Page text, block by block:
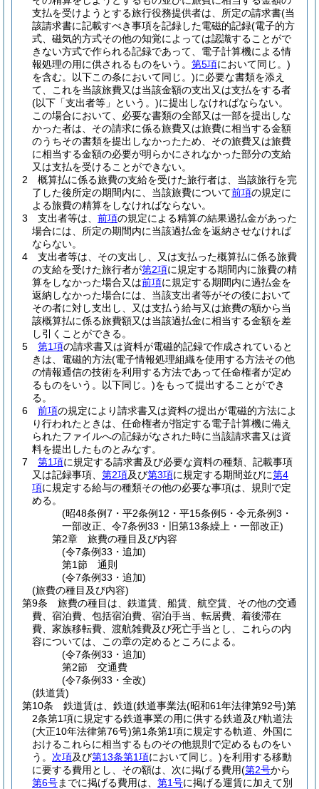
支払を受けようとする旅行役務提供者は、所定の請求書(当
該請求書に記載すべき事項を記録した電磁的記録(電子的方
式、磁気的方式その他の知覚によっては認識することがで
きない方式で作られる記録であって、電子計算機による情
報処理の用に供されるものをいう。 第5項において同じ。)
を含む。以下この条において同じ。)に必要な書類を添え
て、これを当該旅費又は当該金額の支出又は支払をする者
(以下「支出者等」という。)に提出しなければならない。
この場合において、必要な書類の全部又は一部を提出しな
かった者は、その請求に係る旅費又は旅費に相当する金額
のうちその書類を提出しなかったため、その旅費又は旅費
に相当する金額の必要が明らかにされなかった部分の支給
又は支払を受けることができない。
2
概算払に係る旅費の支給を受けた旅行者は、当該旅行を完
了した後所定の期間内に、当該旅費について前項の規定に
よる旅費の精算をしなければならない。
3
支出者等は、 前項の規定による精算の結果過払金があった
場合には、所定の期間内に当該過払金を返納させなければ
ならない。
4
支出者等は、その支出し、又は支払った概算払に係る旅費
の支給を受けた旅行者が第2項に規定する期間内に旅費の精
算をしなかった場合又は前項に規定する期間内に過払金を
返納しなかった場合には、当該支出者等がその後において
その者に対し支出し、又は支払う給与又は旅費の額から当
該概算払に係る旅費額又は当該過払金に相当する金額を差
し引くことができる。
5
第1項の請求書又は資料が電磁的記録で作成されていると
きは、電磁的方法(電子情報処理組織を使用する方法その他
の情報通信の技術を利用する方法であって任命権者が定め
るものをいう。以下同じ。)をもって提出することができ
る。
6
前項の規定により請求書又は資料の提出が電磁的方法によ
り行われたときは、任命権者が指定する電子計算機に備え
られたファイルへの記録がなされた時に当該請求書又は資
料を提出したものとみなす。
7
第1項に規定する請求書及び必要な資料の種類、記載事項
又は記録事項、 第2項及び第3項に規定する期間並びに第4
項に規定する給与の種類その他の必要な事項は、規則で定
める。
(昭48条例7・平2条例12・平15条例5・令元条例3・
一部改正、令7条例33・旧第13条繰上・一部改正)
第2章
旅費の種目及び内容
(令7条例33・追加)
第1節
通則
(令7条例33・追加)
(旅費の種目及び内容)
第9条
旅費の種目は、鉄道賃、船賃、航空賃、その他の交通
費、宿泊費、包括宿泊費、宿泊手当、転居費、着後滞在
費、家族移転費、渡航雑費及び死亡手当とし、これらの内
容については、この章の定めるところによる。
(令7条例33・追加)
第2節
交通費
(令7条例33・全改)
(鉄道賃)
第10条
鉄道賃は、鉄道(鉄道事業法(昭和61年法律第92号)第
2条第1項に規定する鉄道事業の用に供する鉄道及び軌道法
(大正10年法律第76号)第1条第1項に規定する軌道、外国に
おけるこれらに相当するものその他規則で定めるものをい
う。 次項及び第13条第1項において同じ。)を利用する移動
に要する費用とし、その額は、次に掲げる費用(第2号から
第6号までに掲げる費用は、 第1号に掲げる運賃に加えて別